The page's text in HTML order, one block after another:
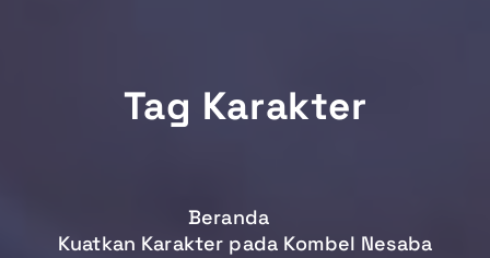
Tag Karakter
Beranda
Kuatkan Karakter pada Kombel Nesaba